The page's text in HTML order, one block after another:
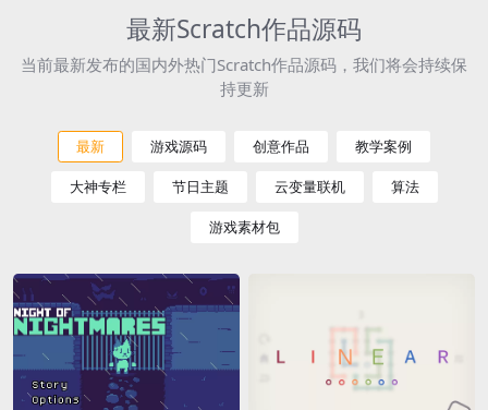
最新Scratch作品源码
当前最新发布的国内外热门Scratch作品源码，我们将会持续保
持更新
最新 游戏源码 创意作品 教学案例
大神专栏 节日主题 云变量联机 算法
游戏素材包